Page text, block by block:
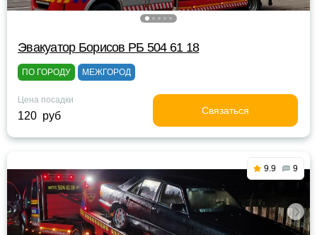
Эвакуатор Борисов РБ 504 61 18
ПО ГОРОДУ МЕЖГОРОД
Цена посадки
120 руб Связаться
9.9 9